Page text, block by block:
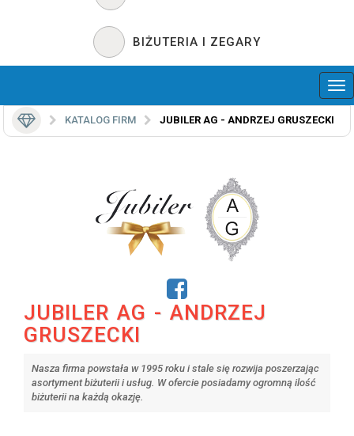
BIŻUTERIA I ZEGARY
KATALOG FIRM JUBILER AG - ANDRZEJ GRUSZECKI
JUBILER AG - ANDRZEJ
GRUSZECKI
Nasza firma powstała w 1995 roku i stale się rozwija poszerzając
asortyment biżuterii i usług. W ofercie posiadamy ogromną ilość
biżuterii na każdą okazję.